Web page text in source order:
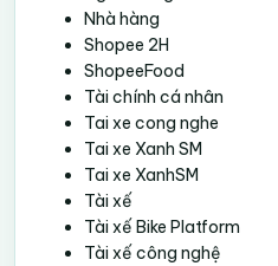
Nhà hàng
Shopee 2H
ShopeeFood
Tài chính cá nhân
Tai xe cong nghe
Tai xe Xanh SM
Tai xe XanhSM
Tài xế
Tài xế Bike Platform
Tài xế công nghệ